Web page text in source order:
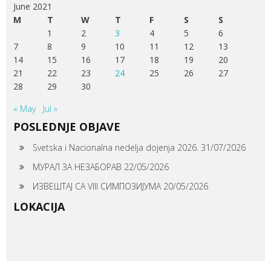
June 2021
M
T W T F S
S
1
2 3 4 5
6
7
8 9 10 11 12
13
14
15 16 17 18 19
20
21
22 23 24 25 26
27
28
29
30
« May
Jul »
POSLEDNJE OBJAVE
Svetska i Nacionalna nedelja dojenja 2026. 31/07/2026
МУРАЛ ЗА НЕЗАБОРАВ 22/05/2026
ИЗВЕШТАЈ СА VIII СИМПОЗИЈУМА 20/05/2026
LOKACIJA